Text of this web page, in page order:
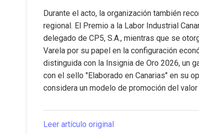
Durante el acto, la organización también
regional. El Premio a la Labor Industrial
delegado de CP5, S.A., mientras que se
Varela por su papel en la configuración
distinguida con la Insignia de Oro 2026, un
con el sello "Elaborado en Canarias" en su
considera un modelo de promoción del valor
Leer artículo original